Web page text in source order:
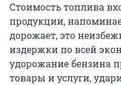
Стоимость топлива
продукции,
дорожает, это
издержки по всей
удорожание бензина
товары и услуги,